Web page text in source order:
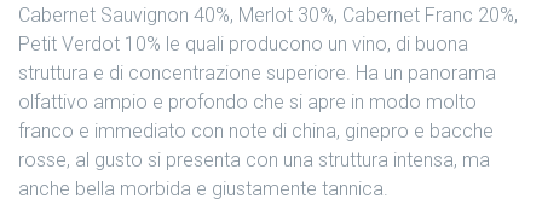
Cabernet Sauvignon 40%, Merlot 30%, Cabernet Franc 20%,
Petit Verdot 10% le quali producono un vino, di buona
struttura e di concentrazione superiore. Ha un panorama
olfattivo ampio e profondo che si apre in modo molto
franco e immediato con note di china, ginepro e bacche
rosse, al gusto si presenta con una struttura intensa, ma
anche bella morbida e giustamente tannica.